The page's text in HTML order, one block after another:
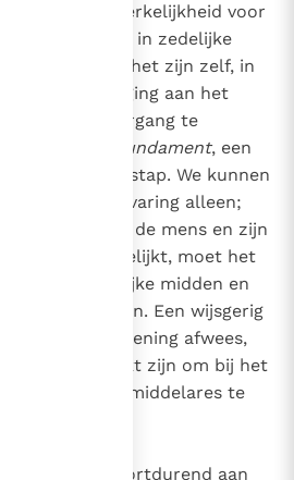
van de werkelijkheid voor
in schoonheid, in zedelijke
personen, in het zijn zelf, in
grote uitdaging aan het
de overgang te
fundament, een
als dringend stap. We kunnen
bij de ervaring alleen;
van de mens en zijn
en verduidelijkt, moet het
het geestelijke midden en
bereiken. Een wijsgerig
opening afwees,
ongeschikt zijn om bij het
als middelares te
refereert voortdurend aan